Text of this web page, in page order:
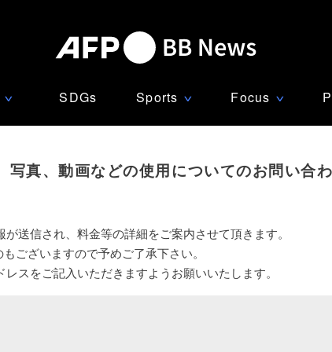
∨ SDGs Sports ∨ Focus ∨
写真、動画などの使用についてのお問い合
送信され、料金等の詳細をご案内させて頂きます。
ございますので予めご了承下さい。
スをご記入いただきますようお願いいたします。